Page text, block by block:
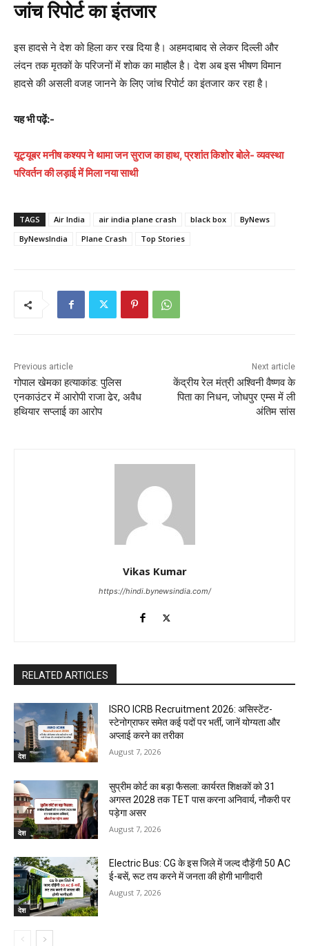
जांच रिपोर्ट का इंतजार
इस हादसे ने देश को हिला कर रख दिया है। अहमदाबाद से लेकर दिल्ली और
लंदन तक मृतकों के परिजनों में शोक का माहौल है। देश अब इस भीषण विमान
हादसे की असली वजह जानने के लिए जांच रिपोर्ट का इंतजार कर रहा है।
यह भी पढ़ेंं:-
यूट्यूबर मनीष कश्यप ने थामा जन सुराज का हाथ, प्रशांत किशोर बोले- व्यवस्था
परिवर्तन की लड़ाई में मिला नया साथी
TAGS Air India air india plane crash black box
ByNews
ByNewsIndia
Plane Crash Top Stories
Previous article
गोपाल खेमका हत्याकांड: पुलिस
एनकाउंटर में आरोपी राजा ढेर, अवैध
हथियार सप्लाई का आरोप
Next article
केंद्रीय रेल मंत्री अश्विनी वैष्णव के
पिता का निधन, जोधपुर एम्स में ली
अंतिम सांस
Vikas Kumar
https://hindi.bynewsindia.com/
RELATED ARTICLES
देश
ISRO ICRB Recruitment 2026: असिस्टेंट-
स्टेनोग्राफर समेत कई पदों पर भर्ती, जानें योग्यता और
अप्लाई करने का तरीका
August 7, 2026
देश
सुप्रीम कोर्ट का बड़ा फैसला: कार्यरत शिक्षकों को 31
अगस्त 2028 तक TET पास करना अनिवार्य, नौकरी पर
पड़ेगा असर
August 7, 2026
देश
Electric Bus: CG के इस जिले में जल्द दौड़ेंगी 50 AC
ई-बसें, रूट तय करने में जनता की होगी भागीदारी
August 7, 2026